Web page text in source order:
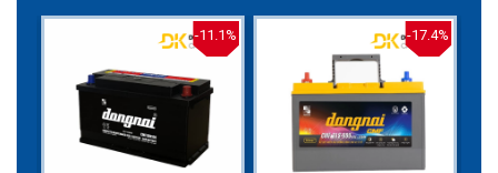
-11.1% -17.4%